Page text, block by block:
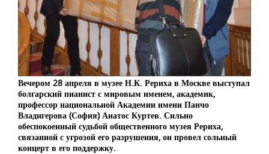
Вечером 28 апреля в музее Н.К. Рериха в Москве выступал
болгарский пианист с мировым именем, академик,
профессор национальной Академии имени Панчо
Владигерова (София) Анатос Куртев. Сильно
обеспокоенный судьбой общественного музея Рериха,
связанной с угрозой его разрушения, он провел сольный
концерт в его поддержку.